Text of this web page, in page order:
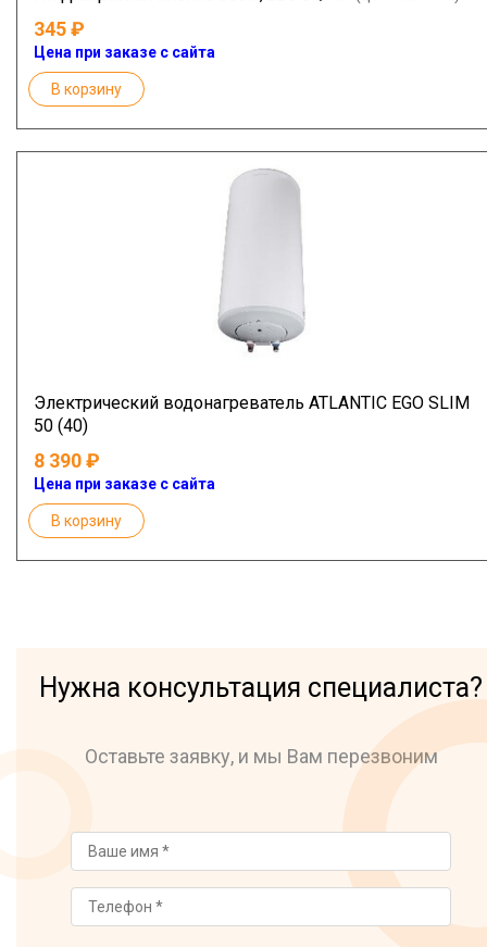
345
Цена при заказе с сайта
В корзину
Электрический водонагреватель ATLANTIC EGO SLIM
50 (40)
8 390
Цена при заказе с сайта
В корзину
Нужна консультация специалиста?
Оставьте заявку, и мы Вам перезвоним